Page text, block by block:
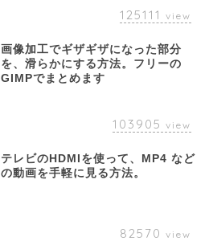
125111 view
画像加工でギザギザになった部分
を、滑らかにする方法。フリーの
GIMPでまとめます
103905 view
テレビのHDMIを使って、MP4 など
の動画を手軽に見る方法。
82570 view